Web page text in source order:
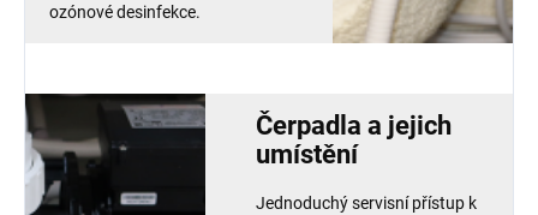
ozónové desinfekce.
Čerpadla a jejich
umístění
Jednoduchý servisní přístup k